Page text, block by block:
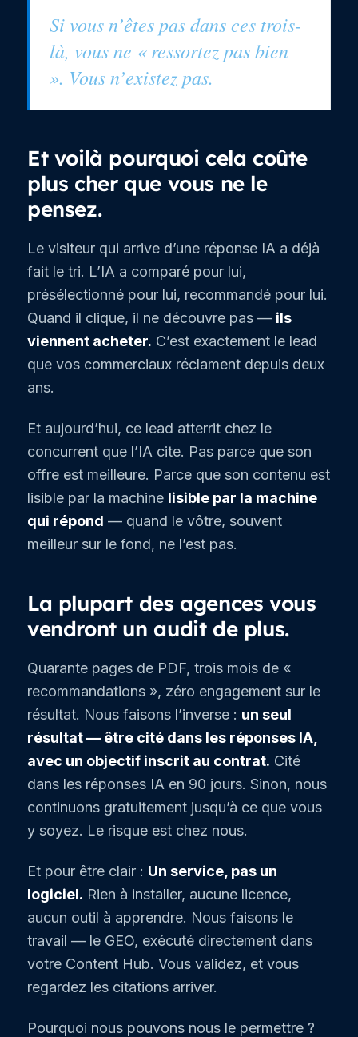
Si vous n’êtes pas dans ces trois-
là, vous ne « ressortez pas bien
». Vous n’existez pas.
Et voilà pourquoi cela coûte
plus cher que vous ne le
pensez.
Le visiteur qui arrive d’une réponse IA a déjà
fait le tri. L’IA a comparé pour lui,
présélectionné pour lui, recommandé pour lui.
Quand il clique, il ne découvre pas — ils
viennent acheter. C’est exactement le lead
que vos commerciaux réclament depuis deux
ans.
Et aujourd’hui, ce lead atterrit chez le
concurrent que l’IA cite. Pas parce que son
offre est meilleure. Parce que son contenu est
lisible par la machine lisible par la machine
qui répond — quand le vôtre, souvent
meilleur sur le fond, ne l’est pas.
La plupart des agences vous
vendront un audit de plus.
Quarante pages de PDF, trois mois de «
recommandations », zéro engagement sur le
résultat. Nous faisons l’inverse : un seul
résultat — être cité dans les réponses IA,
avec un objectif inscrit au contrat. Cité
dans les réponses IA en 90 jours. Sinon, nous
continuons gratuitement jusqu’à ce que vous
y soyez. Le risque est chez nous.
Et pour être clair : Un service, pas un
logiciel. Rien à installer, aucune licence,
aucun outil à apprendre. Nous faisons le
travail — le GEO, exécuté directement dans
votre Content Hub. Vous validez, et vous
regardez les citations arriver.
Pourquoi nous pouvons nous le permettre ?